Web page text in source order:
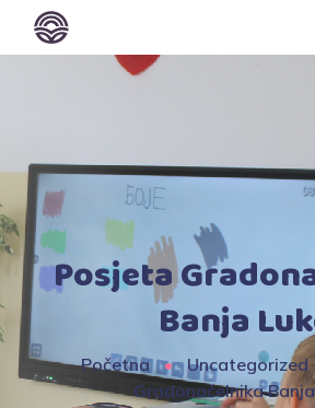
Posjeta
Banja
Početna Uncategorized
Gradonačelnika